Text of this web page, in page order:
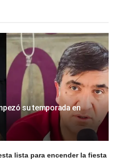
su temporada en
lista para encender la fiesta